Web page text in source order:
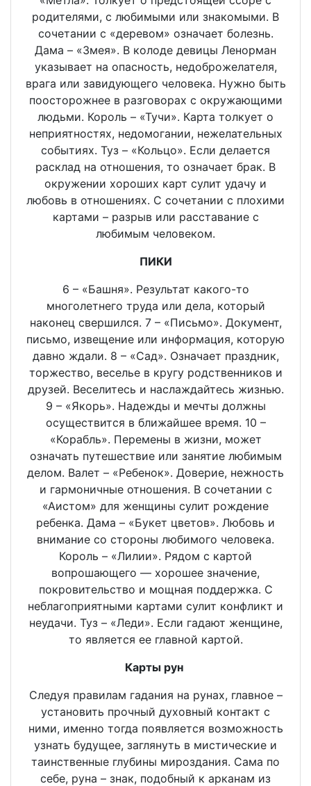
родителями, с любимыми или знакомыми. В
сочетании с «деревом» означает болезнь.
Дама – «Змея». В колоде девицы Ленорман
указывает на опасность, недоброжелателя,
врага или завидующего человека. Нужно быть
поосторожнее в разговорах с окружающими
людьми. Король – «Тучи». Карта толкует о
неприятностях, недомогании, нежелательных
событиях. Туз – «Кольцо». Если делается
расклад на отношения, то означает брак. В
окружении хороших карт сулит удачу и
любовь в отношениях. С сочетании с плохими
картами – разрыв или расставание с
любимым человеком.
ПИКИ
6 – «Башня». Результат какого-то
многолетнего труда или дела, который
наконец свершился. 7 – «Письмо». Документ,
письмо, извещение или информация, которую
давно ждали. 8 – «Сад». Означает праздник,
торжество, веселье в кругу родственников и
друзей. Веселитесь и наслаждайтесь жизнью.
9 – «Якорь». Надежды и мечты должны
осуществится в ближайшее время. 10 –
«Корабль». Перемены в жизни, может
означать путешествие или занятие любимым
делом. Валет – «Ребенок». Доверие, нежность
и гармоничные отношения. В сочетании с
«Аистом» для женщины сулит рождение
ребенка. Дама – «Букет цветов». Любовь и
внимание со стороны любимого человека.
Король – «Лилии». Рядом с картой
вопрошающего — хорошее значение,
покровительство и мощная поддержка. С
неблагоприятными картами сулит конфликт и
неудачи. Туз – «Леди». Если гадают женщине,
то является ее главной картой.
Карты рун
Следуя правилам гадания на рунах, главное –
установить прочный духовный контакт с
ними, именно тогда появляется возможность
узнать будущее, заглянуть в мистические и
таинственные глубины мироздания. Сама по
себе, руна – знак, подобный к арканам из